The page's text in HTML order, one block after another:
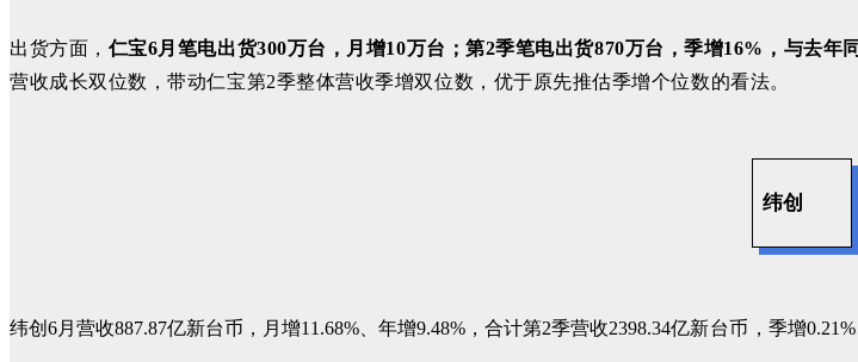
出货方面， 仁宝6月笔电出货300万台，月增10万台；第2季笔电出货870万台，季增16%，与去年
营收成长双位数，带动仁宝第2季整体营收季增双位数，优于原先推估季增个位数的看法。
纬创
纬创6月营收887.87亿新台币，月增11.68%、年增9.48%，合计第2季营收2398.34亿新台币 ，季增